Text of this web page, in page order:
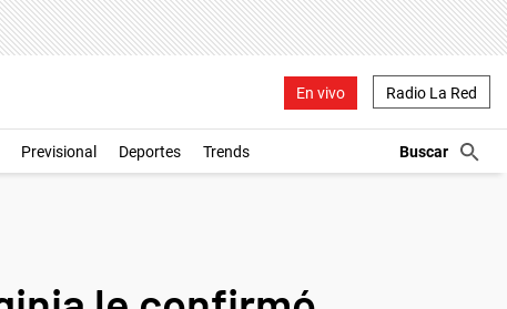
En vivo Radio La Red
Previsional Deportes Trends